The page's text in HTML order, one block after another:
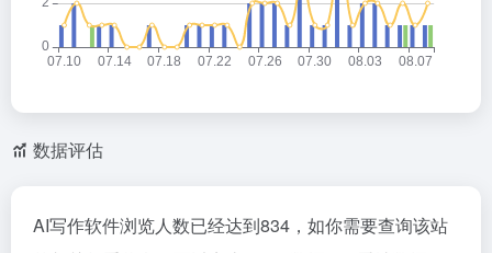
数据评估
AI写作软件浏览人数已经达到834，如你需要查询该站